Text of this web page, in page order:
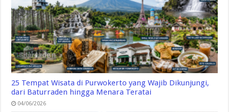
25 Tempat Wisata di Purwokerto yang Wajib Dikunjungi,
dari Baturraden hingga Menara Teratai
04/06/2026